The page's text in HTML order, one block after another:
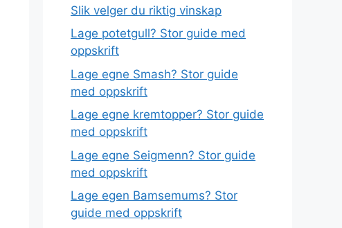
Slik velger du riktig vinskap
Lage potetgull? Stor guide med
oppskrift
Lage egne Smash? Stor guide
med oppskrift
Lage egne kremtopper? Stor guide
med oppskrift
Lage egne Seigmenn? Stor guide
med oppskrift
Lage egen Bamsemums? Stor
guide med oppskrift